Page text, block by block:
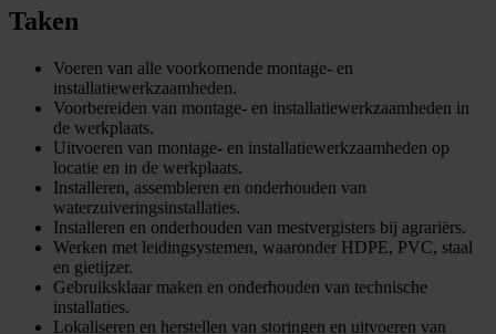
Taken
Voeren van alle voorkomende montage- en
installatiewerkzaamheden.
Voorbereiden van montage- en installatiewerkzaamheden in
de werkplaats.
Uitvoeren van montage- en installatiewerkzaamheden op
locatie en in de werkplaats.
Installeren, assembleren en onderhouden van
waterzuiveringsinstallaties.
Installeren en onderhouden van mestvergisters bij agrariërs.
Werken met leidingsystemen, waaronder HDPE, PVC, staal
en gietijzer.
Gebruiksklaar maken en onderhouden van technische
installaties.
Lokaliseren en herstellen van storingen en uitvoeren van